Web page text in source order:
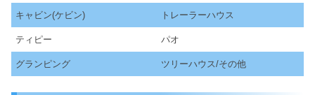
キャビン(ケビン) トレーラーハウス
ティピー パオ
グランピング ツリーハウス/その他